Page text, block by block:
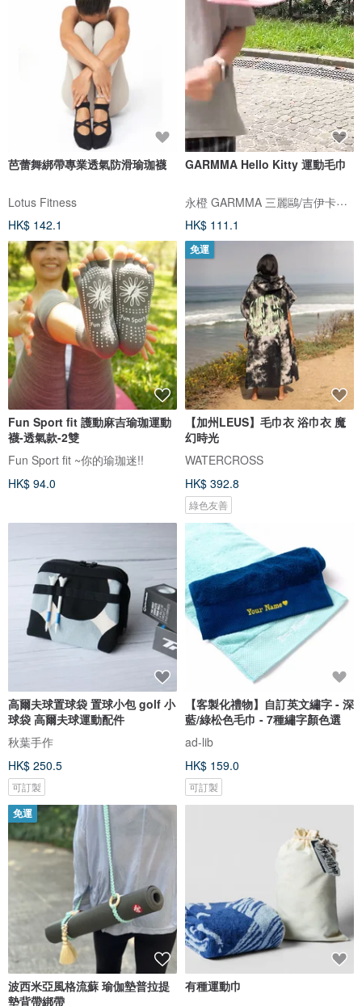
芭蕾舞綁帶專業透氣防滑瑜珈襪
Lotus Fitness
HK$ 142.1
GARMMA Hello Kitty 運動毛巾
永橙 GARMMA 三麗鷗/吉伊卡哇/貓福珊迪/蠟筆小新正式授權商
HK$ 111.1
Fun Sport fit 護動麻吉瑜珈運動
襪-透氣款-2雙
Fun Sport fit ~你的瑜珈迷!!
HK$ 94.0
免運
【加州LEUS】毛巾衣 浴巾衣 魔
幻時光
WATERCROSS
HK$ 392.8
綠色友善
高爾夫球置球袋 置球小包 golf 小
球袋 高爾夫球運動配件
秋葉手作
HK$ 250.5
可訂製
【客製化禮物】自訂英文繡字 - 深
藍/綠松色毛巾 - 7種繡字顏色選
ad-lib
HK$ 159.0
可訂製
免運
波西米亞風格流蘇 瑜伽墊普拉提
墊背帶綁帶
有種運動巾